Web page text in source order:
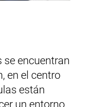
se encuentran
en el centro
están
un entorno